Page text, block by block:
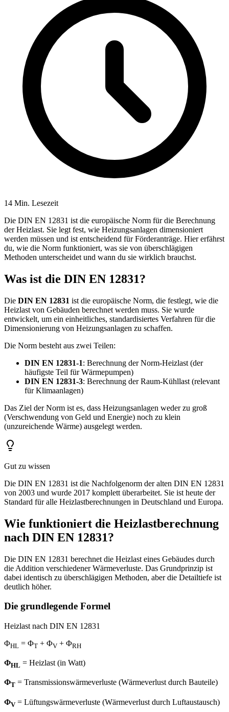
14 Min. Lesezeit
Die DIN EN 12831 ist die europäische Norm für die Berechnung
der Heizlast. Sie legt fest, wie Heizungsanlagen dimensioniert
werden müssen und ist entscheidend für Förderanträge. Hier erfährst
du, wie die Norm funktioniert, was sie von überschlägigen
Methoden unterscheidet und wann du sie wirklich brauchst.
Was ist die DIN EN 12831?
Die DIN EN 12831 ist die europäische Norm, die festlegt, wie die
Heizlast von Gebäuden berechnet werden muss. Sie wurde
entwickelt, um ein einheitliches, standardisiertes Verfahren für die
Dimensionierung von Heizungsanlagen zu schaffen.
Die Norm besteht aus zwei Teilen:
DIN EN 12831-1: Berechnung der Norm-Heizlast (der
häufigste Teil für Wärmepumpen)
DIN EN 12831-3: Berechnung der Raum-Kühllast (relevant
für Klimaanlagen)
Das Ziel der Norm ist es, dass Heizungsanlagen weder zu groß
(Verschwendung von Geld und Energie) noch zu klein
(unzureichende Wärme) ausgelegt werden.
Gut zu wissen
Die DIN EN 12831 ist die Nachfolgenorm der alten DIN EN 12831
von 2003 und wurde 2017 komplett überarbeitet. Sie ist heute der
Standard für alle Heizlastberechnungen in Deutschland und Europa.
Wie funktioniert die Heizlastberechnung
nach DIN EN 12831?
Die DIN EN 12831 berechnet die Heizlast eines Gebäudes durch
die Addition verschiedener Wärmeverluste. Das Grundprinzip ist
dabei identisch zu überschlägigen Methoden, aber die Detailtiefe ist
deutlich höher.
Die grundlegende Formel
Heizlast nach DIN EN 12831
ΦHL = ΦT + ΦV + ΦRH
ΦHL = Heizlast (in Watt)
ΦT = Transmissionswärmeverluste (Wärmeverlust durch Bauteile)
ΦV= Lüftungswärmeverluste (Wärmeverlust durch Luftaustausch)